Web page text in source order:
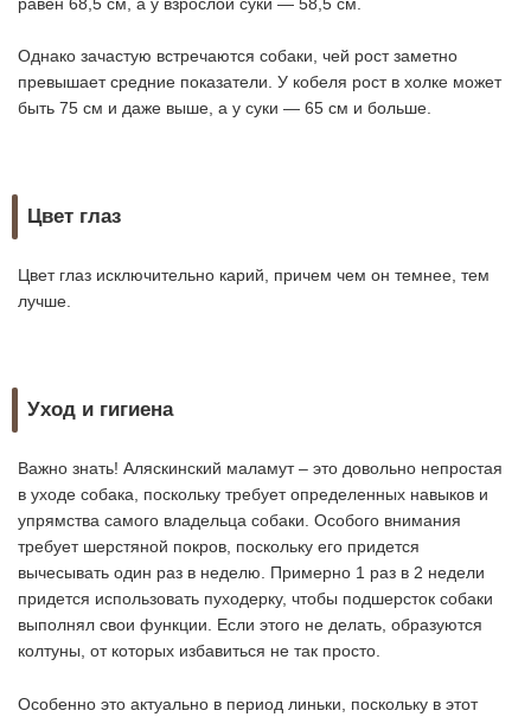
Однако зачастую встречаются собаки, чей рост заметно
превышает средние показатели. У кобеля рост в холке может
быть 75 см и даже выше, а у суки — 65 см и больше.
Цвет глаз
Цвет глаз исключительно карий, причем чем он темнее, тем
лучше.
Уход и гигиена
Важно знать! Аляскинский маламут – это довольно непростая
в уходе собака, поскольку требует определенных навыков и
упрямства самого владельца собаки. Особого внимания
требует шерстяной покров, поскольку его придется
вычесывать один раз в неделю. Примерно 1 раз в 2 недели
придется использовать пуходерку, чтобы подшерсток собаки
выполнял свои функции. Если этого не делать, образуются
колтуны, от которых избавиться не так просто.
Особенно это актуально в период линьки, поскольку в этот